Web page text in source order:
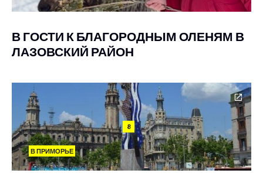
В ГОСТИ К БЛАГОРОДНЫМ ОЛЕНЯМ В
ЛАЗОВСКИЙ РАЙОН
8
В ПРИМОРЬЕ